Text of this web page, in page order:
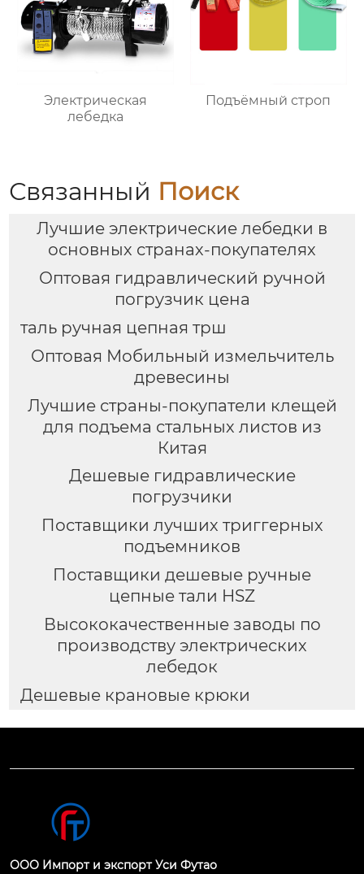
Электрическая
лебедка
Подъёмный строп
Связанный Поиск
Лучшие электрические лебедки в
основных странах-покупателях
Оптовая гидравлический ручной
погрузчик цена
таль ручная цепная трш
Оптовая Мобильный измельчитель
древесины
Лучшие страны-покупатели клещей
для подъема стальных листов из
Китая
Дешевые гидравлические
погрузчики
Поставщики лучших триггерных
подъемников
Поставщики дешевые ручные
цепные тали HSZ
Высококачественные заводы по
производству электрических
лебедок
Дешевые крановые крюки
ООО Импорт и экспорт Уси Футао